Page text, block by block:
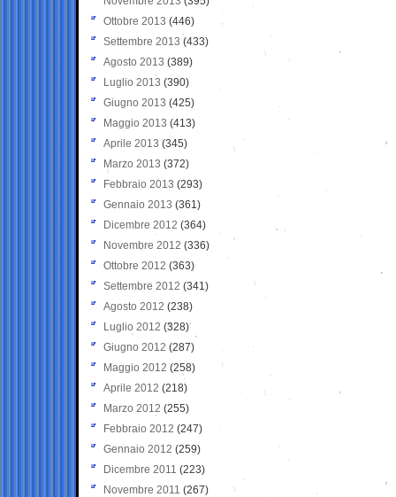
Ottobre 2013 (446)
Settembre 2013 (433)
Agosto 2013 (389)
Luglio 2013 (390)
Giugno 2013 (425)
Maggio 2013 (413)
Aprile 2013 (345)
Marzo 2013 (372)
Febbraio 2013 (293)
Gennaio 2013 (361)
Dicembre 2012 (364)
Novembre 2012 (336)
Ottobre 2012 (363)
Settembre 2012 (341)
Agosto 2012 (238)
Luglio 2012 (328)
Giugno 2012 (287)
Maggio 2012 (258)
Aprile 2012 (218)
Marzo 2012 (255)
Febbraio 2012 (247)
Gennaio 2012 (259)
Dicembre 2011 (223)
Novembre 2011 (267)